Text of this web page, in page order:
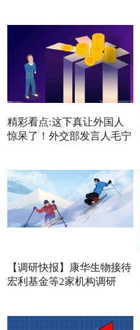
精彩看点:这下真让外国人
惊呆了！外交部发言人毛宁
【调研快报】康华生物接待
宏利基金等2家机构调研